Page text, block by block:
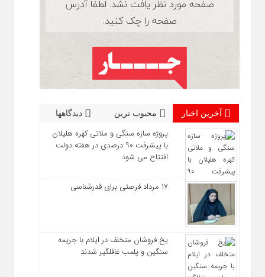
آخرین اخبار محبوب ترین دیدگاهها
پروژه سازه سنگی و ملاتی کهره هلیلان
با پیشرفت ۹۰ درصدی در هفته دولت
افتتاح می شود
17 مرداد فرصتی برای قدرشناسی
یخ‌ فروشان متخلف در ایلام با جریمه
سنگین و پلمب غافلگیر شدند